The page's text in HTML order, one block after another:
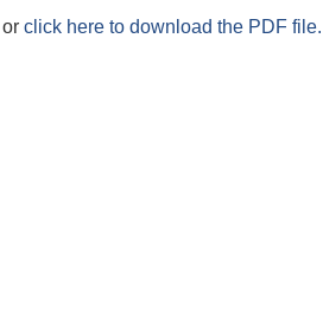
or click here to download the PDF file.